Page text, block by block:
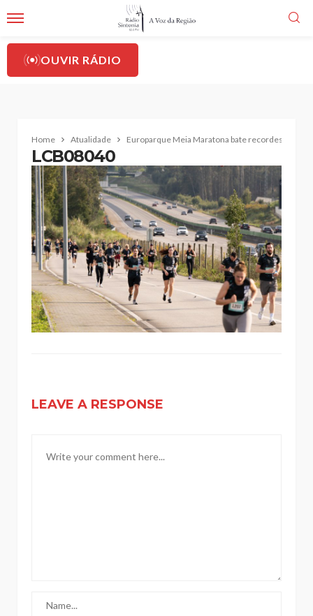
OUVIR RÁDIO
Home Atualidade Europarque Meia Maratona bate recordes e
LCB08040
LEAVE A RESPONSE